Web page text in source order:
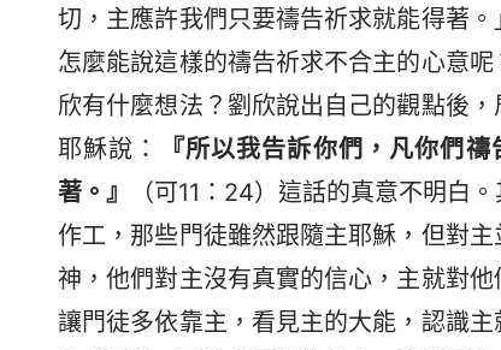
切，主應許我們只要禱告祈求就能得著
怎麼能說這樣的禱告祈求不合主的心意
欣有什麼想法？劉欣說出自己的觀點後
耶穌說：
『所以我告訴你們，凡你們
著。』
（可11：24）這話的真意不明白
作工，那些門徒雖然跟隨主耶穌，但對
神，他們對主沒有真實的信心，主就對他
讓門徒多依靠主，看見主的大能，認識主